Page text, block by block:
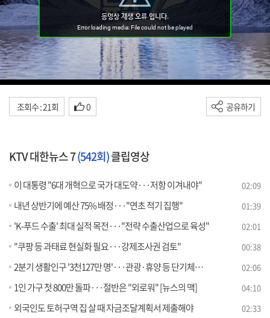
조회수 : 21회 0 공유하기
KTV 대한뉴스 7(542회)클립영상
이 대통령 "6대 개혁으로 국가 대도약···저항 이겨내야" 02:09
내년 상반기에 예산 75% 배정···"연초 적기 집행" 01:39
'K-푸드 수출' 최대 실적 목전···"전략 수출산업으로 육성" 02:01
"쿠팡 등 과태료 현실화 필요···강제조사권 검토" 00:38
2분기 생활인구 '3천127만 명'···관광·휴양 등 단기체류 증가 02:06
1인 가구 첫 800만 돌파···절반은 "외로워" [뉴스의 맥] 04:10
외국인도 토허구역 집 살 때 자금조달계획서 제출해야 02:33